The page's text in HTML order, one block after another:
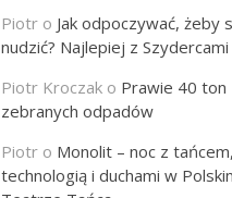
Piotr o Jak odpoczywać, żeby
nudzić? Najlepiej z Szydercami
Piotr Kroczak o Prawie 40 ton
zebranych odpadów
Piotr o Monolit – noc z tańcem,
technologią i duchami w